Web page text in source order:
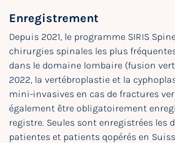
Enregistrement
Depuis 2021, le programme SIRIS
chirurgies spinales les plus
dans le domaine lombaire (fusion
2022, la vertébroplastie et la
mini-invasives en cas de fractures
également être obligatoirement
registre. Seules sont enregistrées les
patientes et patients qopérés en